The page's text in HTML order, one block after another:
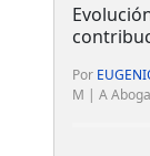
Por
M | A